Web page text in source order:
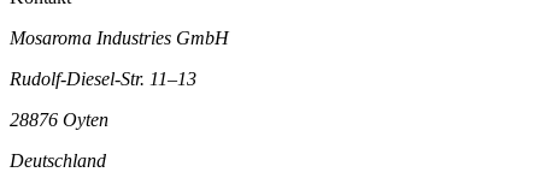
Mosaroma Industries GmbH
Rudolf-Diesel-Str. 11–13
28876 Oyten
Deutschland